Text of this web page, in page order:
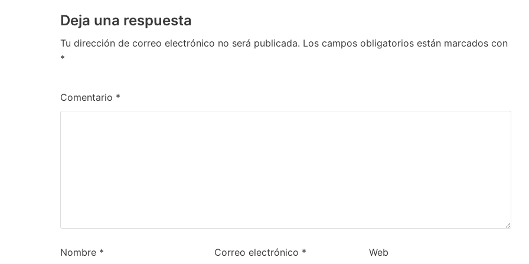
Deja una respuesta
Tu dirección de correo electrónico no será publicada. Los campos obligatorios están marcados con
*
Comentario *
Nombre * Correo electrónico * Web